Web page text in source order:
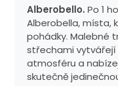
Alberobello. Po 1
Alberobella, místa,
pohádky. Malebné
střechami
atmosféru a
skutečně